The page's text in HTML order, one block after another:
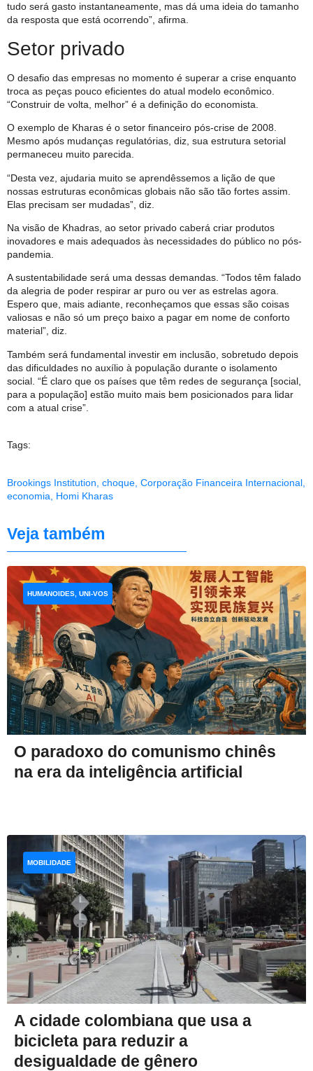
tudo será gasto instantaneamente, mas dá uma ideia do tamanho
da resposta que está ocorrendo”, afirma.
Setor privado
O desafio das empresas no momento é superar a crise enquanto
troca as peças pouco eficientes do atual modelo econômico.
“Construir de volta, melhor” é a definição do economista.
O exemplo de Kharas é o setor financeiro pós-crise de 2008.
Mesmo após mudanças regulatórias, diz, sua estrutura setorial
permaneceu muito parecida.
“Desta vez, ajudaria muito se aprendêssemos a lição de que
nossas estruturas econômicas globais não são tão fortes assim.
Elas precisam ser mudadas”, diz.
Na visão de Khadras, ao setor privado caberá criar produtos
inovadores e mais adequados às necessidades do público no pós-
pandemia.
A sustentabilidade será uma dessas demandas. “Todos têm falado
da alegria de poder respirar ar puro ou ver as estrelas agora.
Espero que, mais adiante, reconheçamos que essas são coisas
valiosas e não só um preço baixo a pagar em nome de conforto
material”, diz.
Também será fundamental investir em inclusão, sobretudo depois
das dificuldades no auxílio à população durante o isolamento
social. “É claro que os países que têm redes de segurança [social,
para a população] estão muito mais bem posicionados para lidar
com a atual crise”.
Tags:
Brookings Institution choque Corporação Financeira Internacional
economia
Homi Kharas
Veja também
O paradoxo do comunismo chinês
na era da inteligência artificial
HUMANOIDES, UNI-VOS
A cidade colombiana que usa a
bicicleta para reduzir a
desigualdade de gênero
MOBILIDADE